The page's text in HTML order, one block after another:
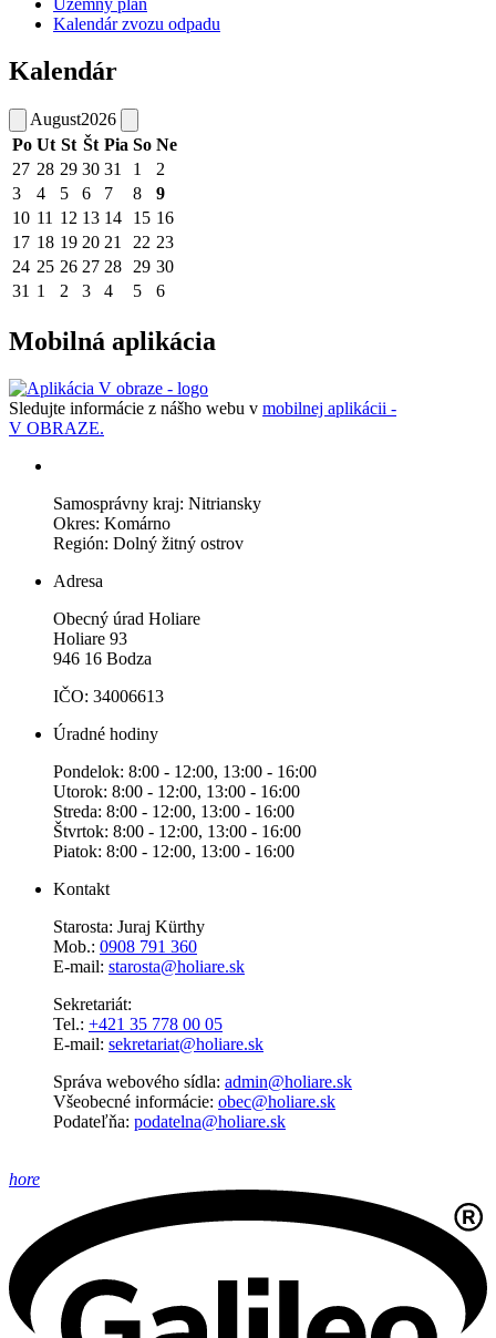
Územný plán
Kalendár zvozu odpadu
Kalendár
August2026
Po Ut St Št Pia So Ne
27 28 29 30 31 1
2
3
4 5 6 7 8
9
10 11 12 13 14 15 16
17 18 19 20 21 22 23
24 25 26 27 28 29 30
31 1 2 3 4 5 6
Mobilná aplikácia
Sledujte informácie z nášho webu v mobilnej aplikácii -
V OBRAZE.
Samosprávny kraj: Nitriansky
Okres: Komárno
Región: Dolný žitný ostrov
Adresa
Obecný úrad Holiare
Holiare 93
946 16 Bodza
IČO: 34006613
Úradné hodiny
Pondelok: 8:00 - 12:00, 13:00 - 16:00
Utorok: 8:00 - 12:00, 13:00 - 16:00
Streda: 8:00 - 12:00, 13:00 - 16:00
Štvrtok: 8:00 - 12:00, 13:00 - 16:00
Piatok: 8:00 - 12:00, 13:00 - 16:00
Kontakt
Starosta: Juraj Kürthy
Mob.: 0908 791 360
E-mail: starosta@holiare.sk
Sekretariát:
Tel.: +421 35 778 00 05
E-mail: sekretariat@holiare.sk
Správa webového sídla: admin@holiare.sk
Všeobecné informácie: obec@holiare.sk
Podateľňa: podatelna@holiare.sk
hore